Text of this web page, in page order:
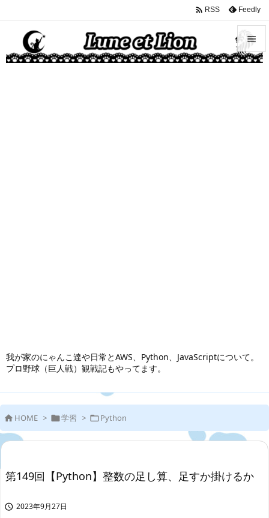
我が家のにゃんこ達や日常とAWS、Python、JavaScriptについて。
プロ野球（巨人戦）観戦記もやってます。


 RSS Feedly
 HOME > 学習 > Python
第149回【Python】整数の足し算、足すか掛けるか
 2023年9月27日